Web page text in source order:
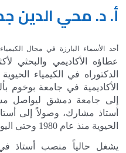
أ. د. محي الدين
أحد الأسماء البارزة في مجال الكيمياء
عطاؤه الأكاديمي
الدكتوراه في الكيمياء
الأكاديمية في جامعة بوخوم
إلى جامعة دمشق ليواصل
أستاذ مشارك، وصولاً إلى
الحيوية منذ عام 1980 وحتى اليوم
يشغل حالياً منصب أستاذ في